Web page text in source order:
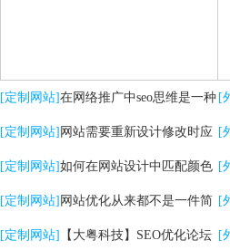
[定制网站]在网络推广中seo思维是一种
策略
[定制网站] 网站需要重新设计修改时应
注意哪些问题
[定制网站]如何在网站设计中匹配颜色
[定制网站] 网站优化从来都不是一件简
单的事情
[定制网站] 【大粤科技】SEO优化论坛
[
[
[
[
[